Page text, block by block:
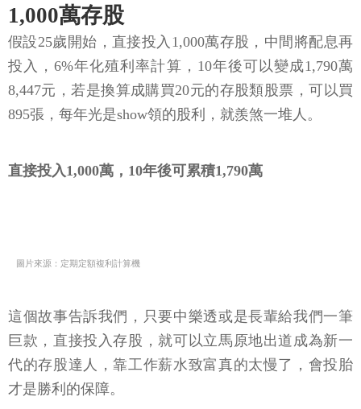
1,000萬存股
假設25歲開始，直接投入1,000萬存股，中間將配息再
投入，6%年化殖利率計算，10年後可以變成1,790萬
8,447元，若是換算成購買20元的存股類股票，可以買
895張，每年光是show領的股利，就羨煞一堆人。
直接投入1,000萬，10年後可累積1,790萬
圖片來源：定期定額複利計算機
這個故事告訴我們，只要中樂透或是長輩給我們一筆
巨款，直接投入存股，就可以立馬原地出道成為新一
代的存股達人，靠工作薪水致富真的太慢了，會投胎
才是勝利的保障。